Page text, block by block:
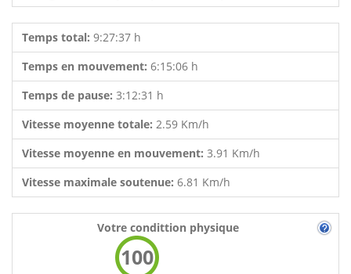
Temps total: 9:27:37 h
Temps en mouvement: 6:15:06 h
Temps de pause: 3:12:31 h
Vitesse moyenne totale: 2.59 Km/h
Vitesse moyenne en mouvement: 3.91 Km/h
Vitesse maximale soutenue: 6.81 Km/h
Votre condittion physique
100